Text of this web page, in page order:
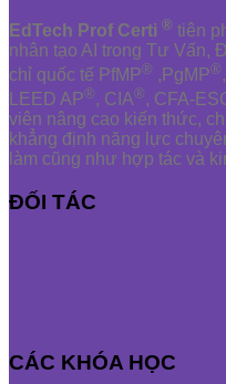
EdTech Prof Certi ® tiên
nhân tạo AI trong Tư Vấn,
chỉ quốc tế PfMP® ,PgMP®
LEED AP®, CIA®, CFA-
viên nâng cao kiến thức,
khẳng định năng lực
làm cũng như hợp tác và
ĐỐI TÁC
CÁC KHÓA HỌC